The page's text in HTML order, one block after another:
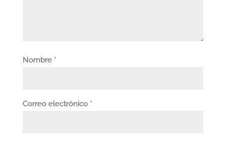
Nombre *
Correo electrónico *